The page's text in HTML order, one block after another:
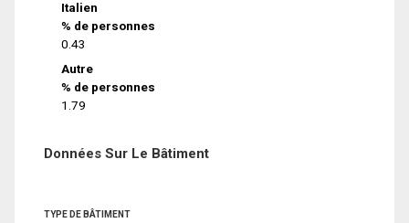
Italien
% de personnes
0.43
Autre
% de personnes
1.79
Données Sur Le Bâtiment
TYPE DE BÂTIMENT